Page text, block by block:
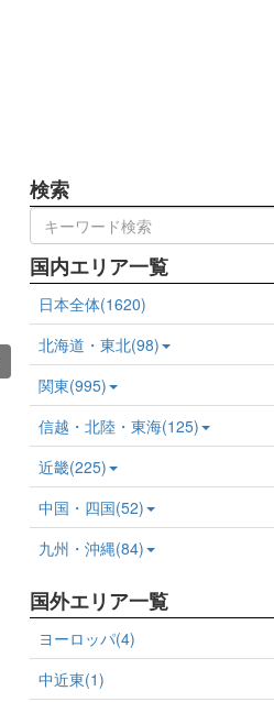
検索
国内エリア一覧
日本全体(1620)
北海道・東北(98)
関東(995)
信越・北陸・東海(125)
近畿(225)
中国・四国(52)
九州・沖縄(84)
国外エリア一覧
ヨーロッパ(4)
中近東(1)